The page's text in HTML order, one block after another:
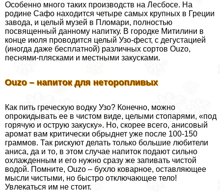
Особенно много таких производств на Лесбосе. На
родине Сафо находится четыре самых крупных в Греции
завода, и целый музей в Пломари, полностью
посвященный данному напитку. В городке Митилини в
конце июля проводится целый Узо-фест, с дегустацией
(иногда даже бесплатной) различных сортов Ouzo,
песнями-плясками и местными закусками.
Ouzo – напиток для неторопливых
Как пить греческую водку Узо? Конечно, можно
опрокидывать ее в чистом виде, целыми стопарями, «под
горячую и острую закуску». Но, скорее всего, анисовый
аромат вам критически обрыднет уже после 100-150
граммов. Так рискуют делать только большие любители
аниса, да и то, в этом случае напиток подают сильно
охлажденным и его нужно сразу же запивать чистой
водой. Помните, Ouzo – бухло коварное, оставляющее
мысли чистыми, но быстро отключающее тело!
Увлекаться им не стоит.